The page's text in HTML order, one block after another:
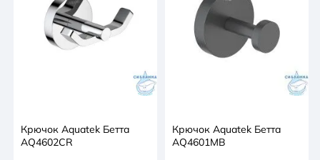
Крючок Aquatek Бетта
AQ4602CR
Крючок Aquatek Бетта
AQ4601MB